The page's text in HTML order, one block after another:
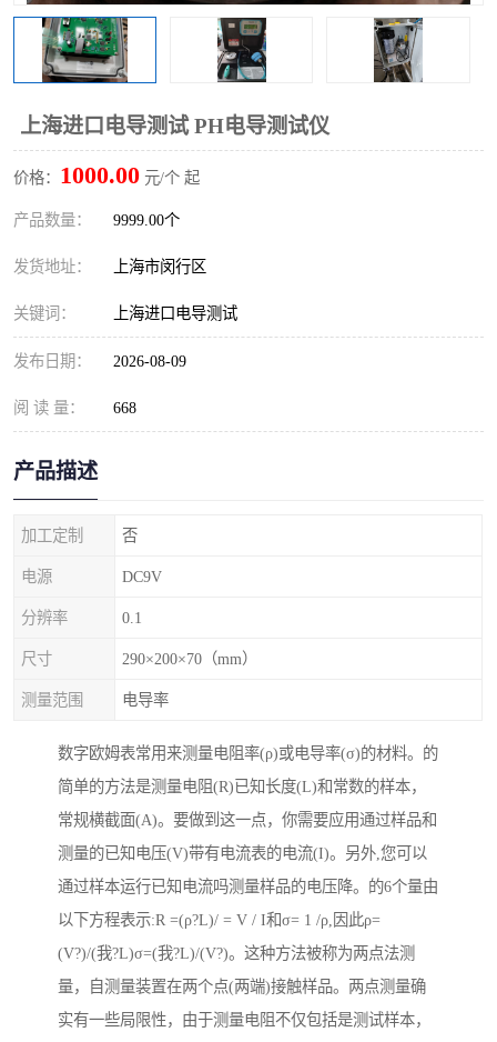
上海进口电导测试 PH电导测试仪
价格： 1000.00 元/个 起
产品数量： 9999.00个
发货地址： 上海市闵行区
关键词： 上海进口电导测试
发布日期： 2026-08-09
阅 读 量： 668
产品描述
加工定制 否
电源 DC9V
分辨率 0.1
尺寸 290×200×70（mm）
测量范围 电导率
数字欧姆表常用来测量电阻率(ρ)或电导率(σ)的材料。的
简单的方法是测量电阻(R)已知长度(L)和常数的样本，
常规横截面(A)。要做到这一点，你需要应用通过样品和
测量的已知电压(V)带有电流表的电流(I)。另外,您可以
通过样本运行已知电流吗测量样品的电压降。的6个量由
以下方程表示:R =(ρ?L)/ = V / I和σ= 1 /ρ,因此ρ=
(V?)/(我?L)σ=(我?L)/(V?)。这种方法被称为两点法测
量，自测量装置在两个点(两端)接触样品。两点测量确
实有一些局限性，由于测量电阻不仅包括是测试样本，